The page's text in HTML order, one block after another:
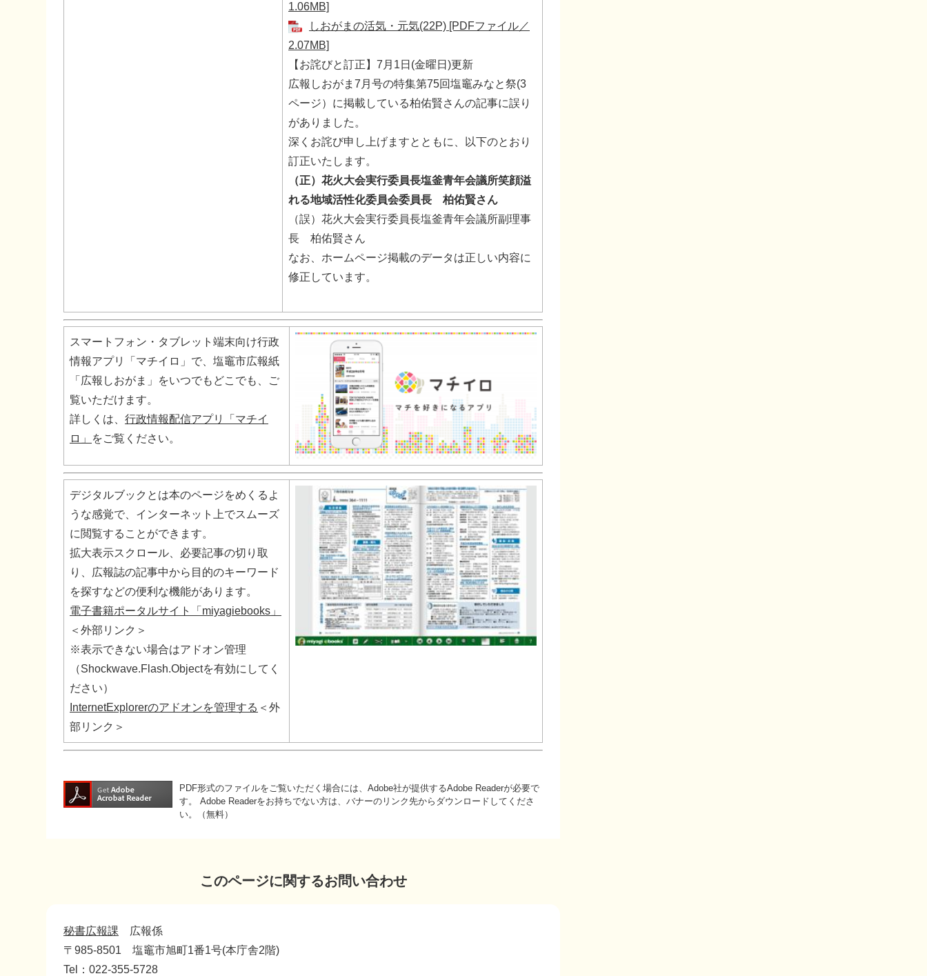
1.06MB]
しおがまの活気・元気(22P) [PDFファイル／
2.07MB]
【お詫びと訂正】7月1日(金曜日)更新
広報しおがま7月号の特集第75回塩竈みなと祭(3
ページ）に掲載している柏佑賢さんの記事に誤り
がありました。
深くお詫び申し上げますとともに、以下のとおり
訂正いたします。
（正）花火大会実行委員長塩釜青年会議所笑顔溢
れる地域活性化委員会委員長 柏佑賢さん​
（誤）花火大会実行委員長塩釜青年会議所副理事
長 柏佑賢さん
なお、ホームページ掲載のデータは正しい内容に
修正しています。
スマートフォン・タブレット端末向け行政
情報アプリ「マチイロ」で、塩竈市広報紙
「広報しおがま」をいつでもどこでも、ご
覧いただけます。
詳しくは、 行政情報配信アプリ「マチイ
ロ」
をご覧ください。
デジタルブックとは本のページをめくるよ
うな感覚で、インターネット上でスムーズ
に閲覧することができます。
拡大表示スクロール、必要記事の切り取
り、広報誌の記事中から目的のキーワード
を探すなどの便利な機能があります。
電子書籍ポータルサイト「miyagiebooks」
＜外部リンク＞
※表示できない場合はアドオン管理
（Shockwave.Flash.Objectを有効にしてく
ださい）
InternetExplorerのアドオンを管理する ＜外
部リンク＞
PDF形式のファイルをご覧いただく場合には、Adobe社が提供するAdobe Readerが必要で
す。
Adobe Readerをお持ちでない方は、バナーのリンク先からダウンロードしてくださ
い。（無料）
このページに関するお問い合わせ
秘書広報課
広報係
〒985-8501
塩竈市旭町1番1号(本庁舎2階)
Tel：022-355-5728